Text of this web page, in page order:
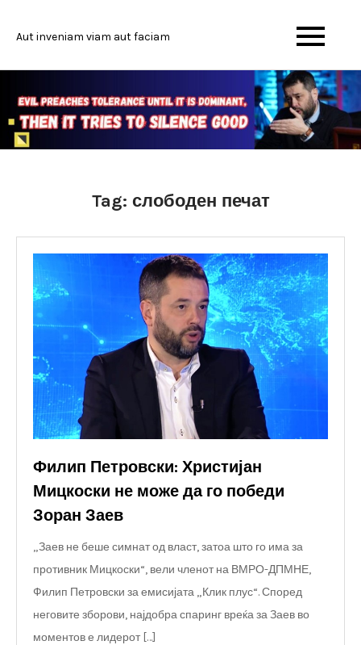
Aut inveniam viam aut faciam
Tag: слободен печат
Филип Петровски: Христијан
Мицкоски не може да го победи
Зоран Заев
„Заев не беше симнат од власт, затоа што го има за
противник Мицкоски“, вели членот на ВМРО-ДПМНЕ,
Филип Петровски за емисијата „Клик плус“. Според
неговите зборови, најдобра спаринг вреќа за Заев во
моментов е лидерот […]